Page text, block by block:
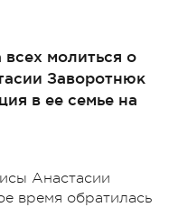
молиться о
Заворотнюк
в ее семье на
Анастасии
время обратилась